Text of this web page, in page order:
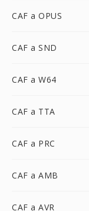
CAF a OPUS
CAF a SND
CAF a W64
CAF a TTA
CAF a PRC
CAF a AMB
CAF a AVR